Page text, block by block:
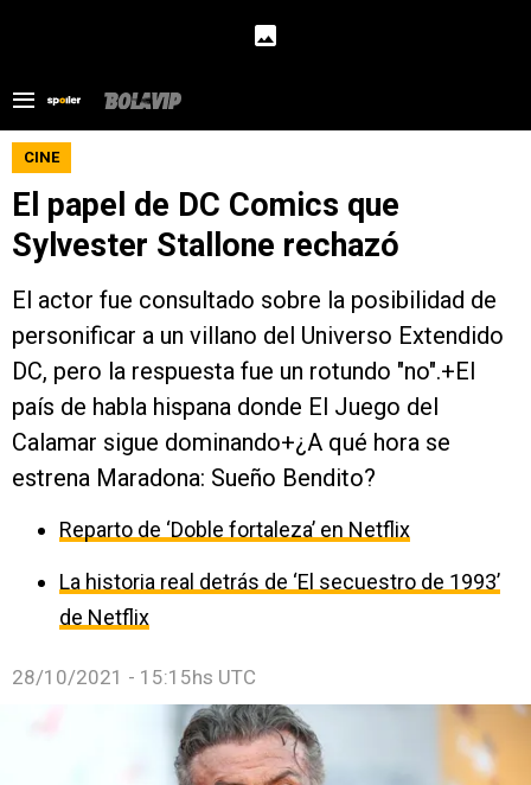
CINE
El papel de DC Comics que
Sylvester Stallone rechazó
El actor fue consultado sobre la posibilidad de
personificar a un villano del Universo Extendido
DC, pero la respuesta fue un rotundo "no".+El
país de habla hispana donde El Juego del
Calamar sigue dominando+¿A qué hora se
estrena Maradona: Sueño Bendito?
Reparto de ‘Doble fortaleza’ en Netflix
La historia real detrás de ‘El secuestro de 1993’
de Netflix
28/10/2021 - 15:15hs UTC